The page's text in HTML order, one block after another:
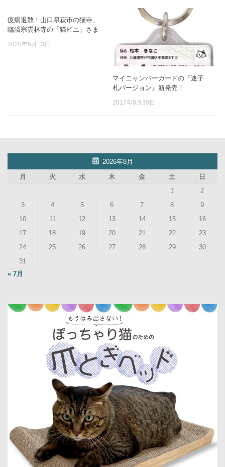
疫病退散！山口県萩市の猫寺、
臨済宗雲林寺の「猫ビエ」さま
2020年5月13日
マイニャンバーカードの『迷子
札バージョン』新発売！
2017年8月30日
2026年8月
月
火 水 木 金 土
日
1
2
3
4 5 6 7 8
9
10
11 12 13 14 15
16
17
18 19 20 21 22
23
24
25 26 27 28 29
30
31
« 7月